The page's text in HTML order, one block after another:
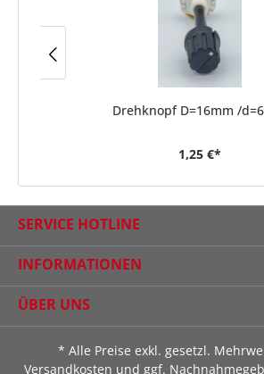
Drehknopf D=16mm /
1,25 €*
SERVICE HOTLINE
INFORMATIONEN
ÜBER UNS
* Alle Preise exkl. gesetzl.
Versandkosten und ggf.